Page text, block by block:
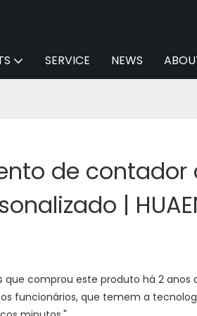
SERVICE NEWS
de contador
|
que comprou este produto há 2 anos
funcionários, que temem a